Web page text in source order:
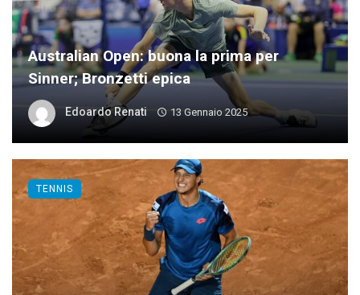
Australian Open: buona la prima per
Sinner; Bronzetti epica
Edoardo Renati 13 Gennaio 2025
TENNIS